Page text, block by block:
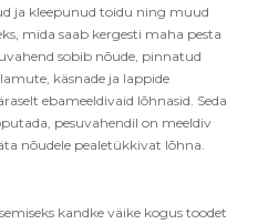
ja kleepunud toidu ning muud
mida saab kergesti maha pesta
sobib nõude, pinnatud
käsnade ja lappide
ebameeldivaid lõhnasid. Seda
pesuvahendil on meeldiv
nõudele pealetükkivat lõhna.
kandke väike kogus toodet